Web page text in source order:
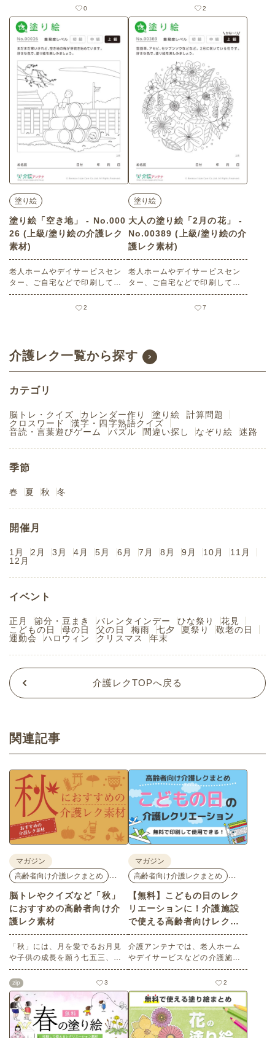
け介護レク素材 2026年2月の塗
り絵カレンダー「シマリス（動
物）」（カレンダー作り・初
級）です。 関連キーワード：二
月・如月・February・２月・縞
栗鼠
0
け介護レク素材 2026年2月の塗
り絵カレンダー「ハッピーバレ
ンタインデー」（カレンダー作
り・上級）です。 関連キーワー
ド：二月・如月・February・２
月・チョコレート
2
塗り絵
塗り絵「空き地」 - No.000
26 (上級/塗り絵の介護レク
素材)
老人ホームやデイサービスセン
ター、ご自宅などで印刷してお
使いいただける無料の高齢者向
け介護レク素材（塗り絵・上
2
塗り絵
大人の塗り絵「2月の花」 -
No.00389 (上級/塗り絵の介
護レク素材)
老人ホームやデイサービスセン
ター、ご自宅などで印刷してお
使いいただける無料の高齢者向
け介護レク素材（塗り絵・上
7
介護レク一覧から探す
カテゴリ
脳トレ・クイズ カレンダー作り 塗り絵
計算問題
クロスワード
漢字・四字熟語クイズ
音読・言葉遊びゲーム
パズル 間違い探し なぞり絵 迷路
季節
春 夏 秋 冬
開催月
1月 2月 3月 4月 5月 6月 7月 8月 9月 10月
11月
12月
イベント
正月 節分・豆まき バレンタインデー ひな祭り
花見
こどもの日
母の日 父の日 梅雨 七夕 夏祭り
敬老の日
運動会
ハロウィン クリスマス 年末
介護レクTOPへ戻る
関連記事
マガジン
高齢者向け介護レクまとめ
脳トレやクイズなど「秋」
におすすめの高齢者向け介
護レク素材
「秋」には、月を愛でるお月見
や子供の成長を願う七五三、深
まる秋を鑑賞する紅葉狩りな
ど、心を和ませるイベントがた
くさんあります。今回は介護ア
ンテナオリジナルの秋におすす
めの高齢者向け介護レク素材を
ご紹介します。窓越しに、色づ
く景色の変化を感じながら、楽
zip 3
マガジン
高齢者向け介護レクまとめ
【無料】こどもの日のレク
リエーションに！介護施設
で使える高齢者向けレク素
材
介護アンテナでは、老人ホーム
やデイサービスなどの介護施設
でご利用いただける高齢者向け
レク素材を多数ご用意していま
す。今回はそのなかから、「こ
どもの日」にちなんだ素材をピ
ックアップしてご紹介。会員の
方はすべて無料・無制限でご利
用いただけます。
2